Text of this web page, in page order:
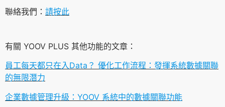
聯絡我們： 請按此
有關 YOOV PLUS 其他功能的文章：
員工每天都只在入Data？ 優化工作流程：發揮系統數據關聯
的無限潛力
企業數據管理升級：YOOV 系統中的數據關聯功能